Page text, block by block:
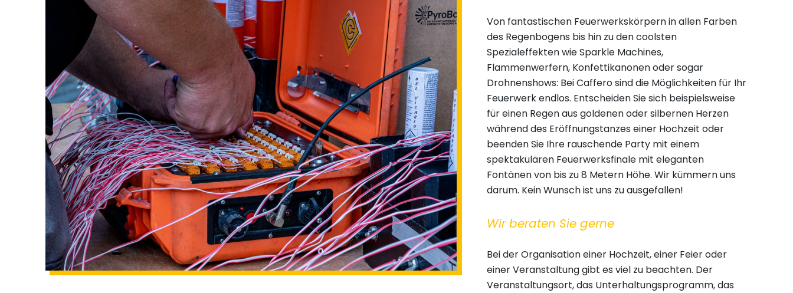
Von fantastischen Feuerwerkskörpern in allen Farben
des Regenbogens bis hin zu den coolsten
Spezialeffekten wie Sparkle Machines,
Flammenwerfern, Konfettikanonen oder sogar
Drohnenshows: Bei Caffero sind die Möglichkeiten für Ihr
Feuerwerk endlos. Entscheiden Sie sich beispielsweise
für einen Regen aus goldenen oder silbernen Herzen
während des Eröffnungstanzes einer Hochzeit oder
beenden Sie Ihre rauschende Party mit einem
spektakulären Feuerwerksfinale mit eleganten
Fontänen von bis zu 8 Metern Höhe. Wir kümmern uns
darum. Kein Wunsch ist uns zu ausgefallen!
Wir beraten Sie gerne
Bei der Organisation einer Hochzeit, einer Feier oder
einer Veranstaltung gibt es viel zu beachten. Der
Veranstaltungsort, das Unterhaltungsprogramm, das